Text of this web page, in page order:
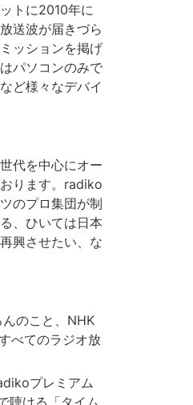
トに2010年に
送波が届きづら
ッションを掲げ
パソコンのみで
ど様々なデバイ
代を中心にオー
ります。radiko
のプロ集団が制
、ひいては日本
興させたい、な
のこと、NHK
べてのラジオ放
プレミアム
聴ける「タイム